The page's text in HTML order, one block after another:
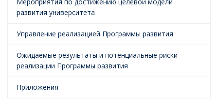
развития университета
Управление реализацией Программы развития
Ожидаемые результаты и потенциальные риски
реализации Программы развития
Приложения